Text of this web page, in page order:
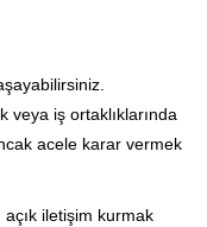
veya iş ortaklıklarında
acele karar vermek
iletişim kurmak